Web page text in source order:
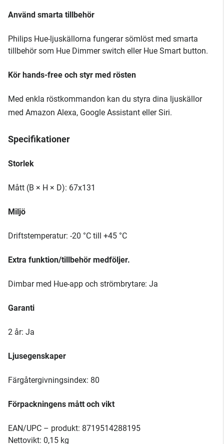
Använd smarta tillbehör
Philips Hue-ljuskällorna fungerar sömlöst med smarta
tillbehör som Hue Dimmer switch eller Hue Smart button.
Kör hands-free och styr med rösten
Med enkla röstkommandon kan du styra dina ljuskällor
med Amazon Alexa, Google Assistant eller Siri.
Specifikationer
Storlek
Mått (B × H × D): 67x131
Miljö
Driftstemperatur: -20 °C till +45 °C
Extra funktion/tillbehör medföljer.
Dimbar med Hue-app och strömbrytare: Ja
Garanti
2 år: Ja
Ljusegenskaper
Färgåtergivningsindex: 80
Förpackningens mått och vikt
EAN/UPC – produkt: 8719514288195
Nettovikt: 0,15 kg